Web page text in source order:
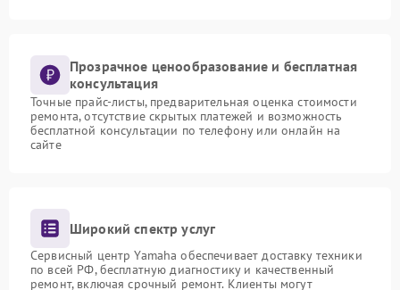
Прозрачное ценообразование и бесплатная
консультация
Точные прайс-листы, предварительная оценка стоимости
ремонта, отсутствие скрытых платежей и возможность
бесплатной консультации по телефону или онлайн на
сайте
Широкий спектр услуг
Сервисный центр Yamaha обеспечивает доставку техники
по всей РФ, бесплатную диагностику и качественный
ремонт, включая срочный ремонт. Клиенты могут